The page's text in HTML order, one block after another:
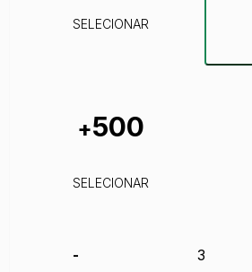
SELECIONAR
+500
SELECIONAR
-